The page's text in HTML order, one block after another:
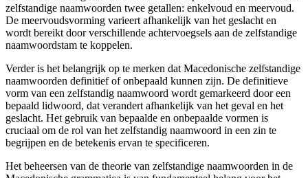
zelfstandige naamwoorden twee getallen: enkelvoud en meervoud.
De meervoudsvorming varieert afhankelijk van het geslacht en
wordt bereikt door verschillende achtervoegsels aan de zelfstandige
naamwoordstam te koppelen.
Verder is het belangrijk op te merken dat Macedonische zelfstandige
naamwoorden definitief of onbepaald kunnen zijn. De definitieve
vorm van een zelfstandig naamwoord wordt gemarkeerd door een
bepaald lidwoord, dat verandert afhankelijk van het geval en het
geslacht. Het gebruik van bepaalde en onbepaalde vormen is
cruciaal om de rol van het zelfstandig naamwoord in een zin te
begrijpen en de betekenis ervan te specificeren.
Het beheersen van de theorie van zelfstandige naamwoorden in de